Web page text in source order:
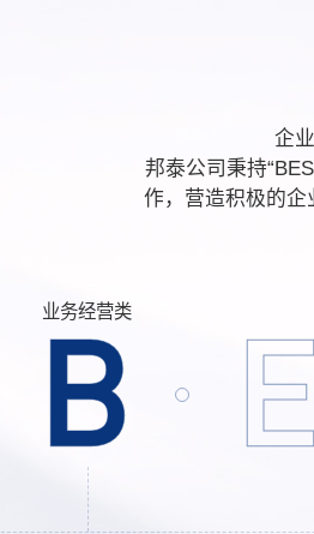
企
邦泰公司秉持
作，营造积极的企
业务经营类
B E